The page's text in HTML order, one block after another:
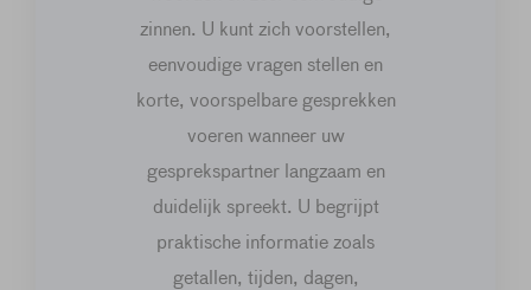
zinnen. U kunt zich voorstellen,
eenvoudige vragen stellen en
korte, voorspelbare gesprekken
voeren wanneer uw
gesprekspartner langzaam en
duidelijk spreekt. U begrijpt
praktische informatie zoals
getallen, tijden, dagen,